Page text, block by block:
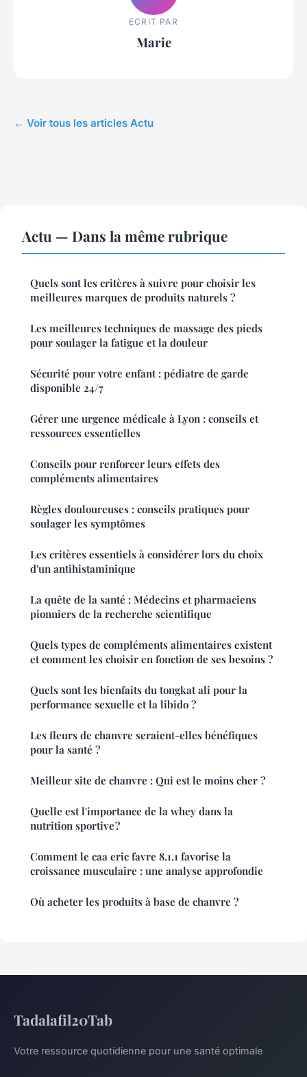
ECRIT PAR
Marie
← Voir tous les articles Actu
Actu — Dans la même rubrique
Quels sont les critères à suivre pour choisir les
meilleures marques de produits naturels ?
Les meilleures techniques de massage des pieds
pour soulager la fatigue et la douleur
Sécurité pour votre enfant : pédiatre de garde
disponible 24/7
Gérer une urgence médicale à Lyon : conseils et
ressources essentielles
Conseils pour renforcer leurs effets des
compléments alimentaires
Règles douloureuses : conseils pratiques pour
soulager les symptômes
Les critères essentiels à considérer lors du choix
d'un antihistaminique
La quête de la santé : Médecins et pharmaciens
pionniers de la recherche scientifique
Quels types de compléments alimentaires existent
et comment les choisir en fonction de ses besoins ?
Quels sont les bienfaits du tongkat ali pour la
performance sexuelle et la libido ?
Les fleurs de chanvre seraient-elles bénéfiques
pour la santé ?
Meilleur site de chanvre : Qui est le moins cher ?
Quelle est l'importance de la whey dans la
nutrition sportive ?
Comment le caa eric favre 8.1.1 favorise la
croissance musculaire : une analyse approfondie
Où acheter les produits à base de chanvre ?
Tadalafil20Tab
Votre ressource quotidienne pour une santé optimale